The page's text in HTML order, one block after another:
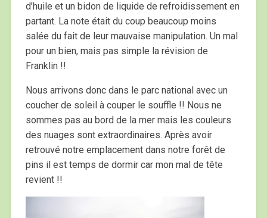
d’huile et un bidon de liquide de refroidissement en
partant. La note était du coup beaucoup moins
salée du fait de leur mauvaise manipulation. Un mal
pour un bien, mais pas simple la révision de
Franklin !!
Nous arrivons donc dans le parc national avec un
coucher de soleil à couper le souffle !! Nous ne
sommes pas au bord de la mer mais les couleurs
des nuages sont extraordinaires. Après avoir
retrouvé notre emplacement dans notre forêt de
pins il est temps de dormir car mon mal de tête
revient !!